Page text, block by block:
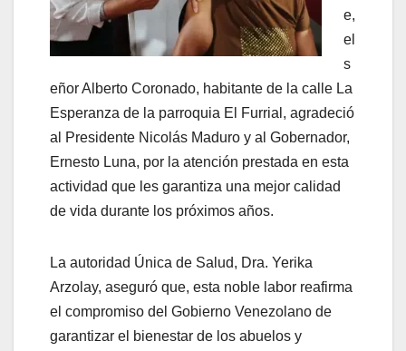
e,
el
s
eñor Alberto Coronado, habitante de la calle La
Esperanza de la parroquia El Furrial, agradeció
al Presidente Nicolás Maduro y al Gobernador,
Ernesto Luna, por la atención prestada en esta
actividad que les garantiza una mejor calidad
de vida durante los próximos años.
La autoridad Única de Salud, Dra. Yerika
Arzolay, aseguró que, esta noble labor reafirma
el compromiso del Gobierno Venezolano de
garantizar el bienestar de los abuelos y